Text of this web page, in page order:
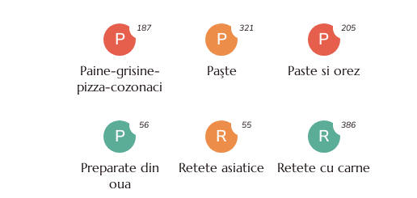
P
Paine-grisine-
pizza-cozonaci
187
P
Paşte
321
P
Paste si orez
205
P
Preparate din
oua
56
R
Retete asiatice
55
R
Retete cu carne
386